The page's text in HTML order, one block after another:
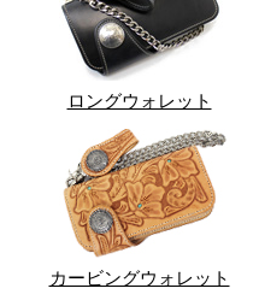
ロングウォレット
カービングウォレット